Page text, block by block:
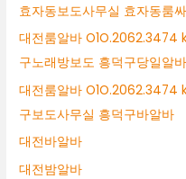
효자동보도사무실 효자동룸
대전룸알바 O1O.2062.3474
구노래방보도 흥덕구당일알바
대전룸알바 O1O.2062.3474
구보도사무실 흥덕구바알바
대전바알바
대전밤알바